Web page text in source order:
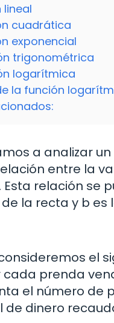
lineal
cuadrática
exponencial
trigonométrica
logarítmica
la función
a analizar
entre la
relación se
la recta y b es
el
prenda
el número de
dinero